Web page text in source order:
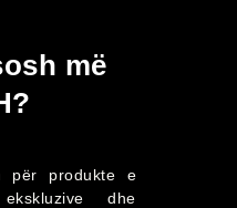
më
për produkte e
dhe